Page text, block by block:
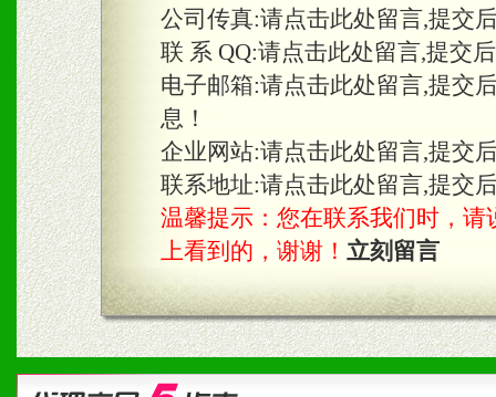
公司传真:请点击此处留言,提交
联 系 QQ:请点击此处留言,提交
电子邮箱:请点击此处留言,提交
息！
企业网站:请点击此处留言,提交
联系地址:请点击此处留言,提交
温馨提示：您在联系我们时，请
上看到的，谢谢！ 立刻留言